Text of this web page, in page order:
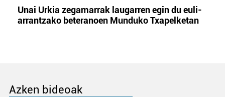
Unai Urkia zegamarrak laugarren egin du euli-
arrantzako beteranoen Munduko Txapelketan
Azken bideoak